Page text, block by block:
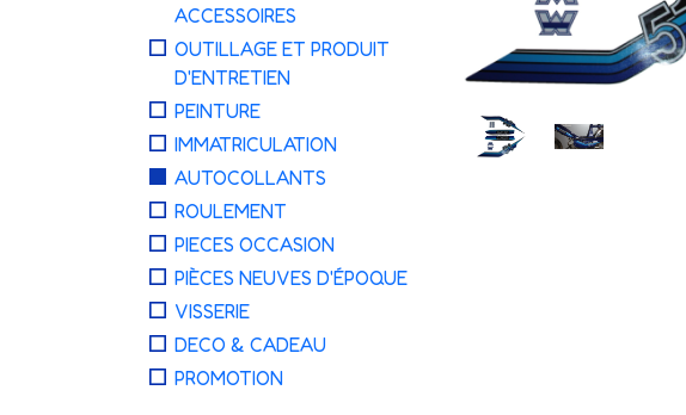
ACCESSOIRES
OUTILLAGE ET PRODUIT
D'ENTRETIEN
PEINTURE
IMMATRICULATION
AUTOCOLLANTS
ROULEMENT
PIECES OCCASION
PIÈCES NEUVES D'ÉPOQUE
VISSERIE
DECO & CADEAU
PROMOTION